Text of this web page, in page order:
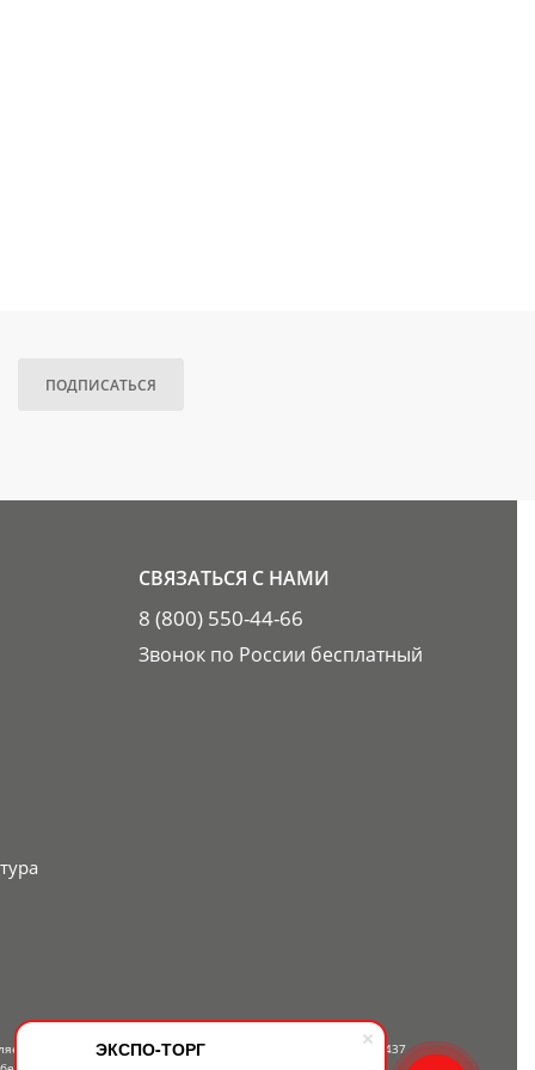
ЭКСПО-ТОРГ
ПОДПИСАТЬСЯ
СВЯЗАТЬСЯ С НАМИ
8 (800) 550-44-66
Звонок по России бесплатный
публичной офертой, определяемой положениями Статьи 437